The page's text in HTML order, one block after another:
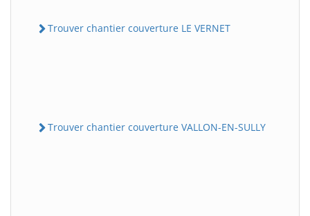
Trouver chantier couverture LE VERNET
Trouver chantier couverture VALLON-EN-SULLY